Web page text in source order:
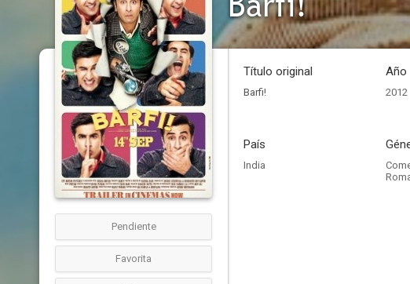
Pendiente
Favorita
Título original
Barfi!
Año
2012
País
India